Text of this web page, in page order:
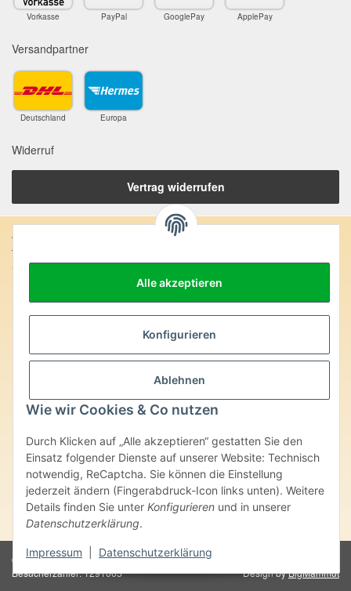
Alle akzeptieren
Konfigurieren
Ablehnen
Wie wir Cookies & Co nutzen
Durch Klicken auf „Alle akzeptieren“ gestatten Sie den
Einsatz folgender Dienste auf unserer Website: Technisch
notwendig, ReCaptcha. Sie können die Einstellung
jederzeit ändern (Fingerabdruck-Icon links unten). Weitere
Details finden Sie unter Konfigurieren und in unserer
Datenschutzerklärung.
Impressum Datenschutzerklärung
Vorkasse PayPal GooglePay ApplePay
Versandpartner
Deutschland Europa
Widerruf
Vertrag widerrufen
Anschrift:
SteinZeitOase
Edelsteine und Mineralien werden im esoterischen Bereich
besondere Kräfte und Eigenschaften zugeordnet. Wir weisen
ausdrücklich darauf hin, dass alle gemachten Aussagen bzgl.
heilender Wirkungen (körperlich-seelisch-mental-geistig) einzelner
überlassenen Unterlagen bisher weder medizinisch anerkannt oder
wissenschaftlich nachweisbar sind. Die gemachten Angaben
beruhen ausschließlich auf Überlieferungen und langjähriger
Erfahrung. Unsere Produkte ersetzen nie den Besuch beim Arzt
oder Heilpraktiker und sind auch kein Medikamentenersatz. Auch
stellen unsere Angaben im ärztlichen Sinne keine Diagnose- oder
Therapieform dar.
© Karin Philippin - SteinZeitOase
Besucherzähler: 1291005
Design byBigMammut